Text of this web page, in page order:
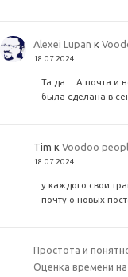
Alexei Lupan к
18.07.2024
Та да… А почта и
была сделана в
Tim кVoodoo
18.07.2024
у каждого свои
почту о новых
Простота и
Оценка времени